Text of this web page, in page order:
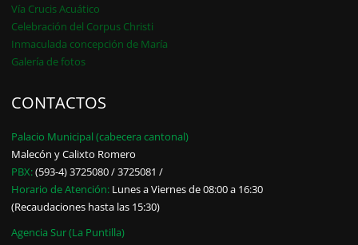
Vía Crucis Acuático
Celebración del Corpus Christi
Inmaculada concepción de María
Galería de fotos
CONTACTOS
Palacio Municipal (cabecera cantonal)
Malecón y Calixto Romero
PBX:(593-4) 3725080 / 3725081 /
Horario de Atención: Lunes a Viernes de 08:00 a 16:30
(Recaudaciones hasta las 15:30)
Agencia Sur (La Puntilla)